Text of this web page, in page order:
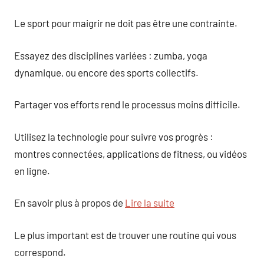
Le sport pour maigrir ne doit pas être une contrainte.
Essayez des disciplines variées : zumba, yoga
dynamique, ou encore des sports collectifs.
Partager vos efforts rend le processus moins difficile.
Utilisez la technologie pour suivre vos progrès :
montres connectées, applications de fitness, ou vidéos
en ligne.
En savoir plus à propos de Lire la suite
Le plus important est de trouver une routine qui vous
correspond.